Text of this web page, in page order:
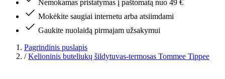
Nemokamas pristatymas į paštomatą nuo 49 €
Mokėkite saugiai internetu arba atsiimdami
Gaukite nuolaidą pirmajam užsakymui
Pagrindinis puslapis
/ Kelioninis buteliukų šildytuvas-termosas Tommee Tippee